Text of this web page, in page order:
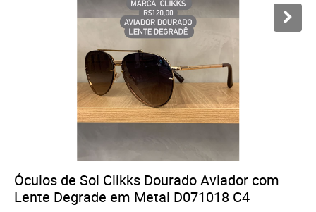
Óculos de Sol Clikks Dourado Aviador com
Lente Degrade em Metal D071018 C4